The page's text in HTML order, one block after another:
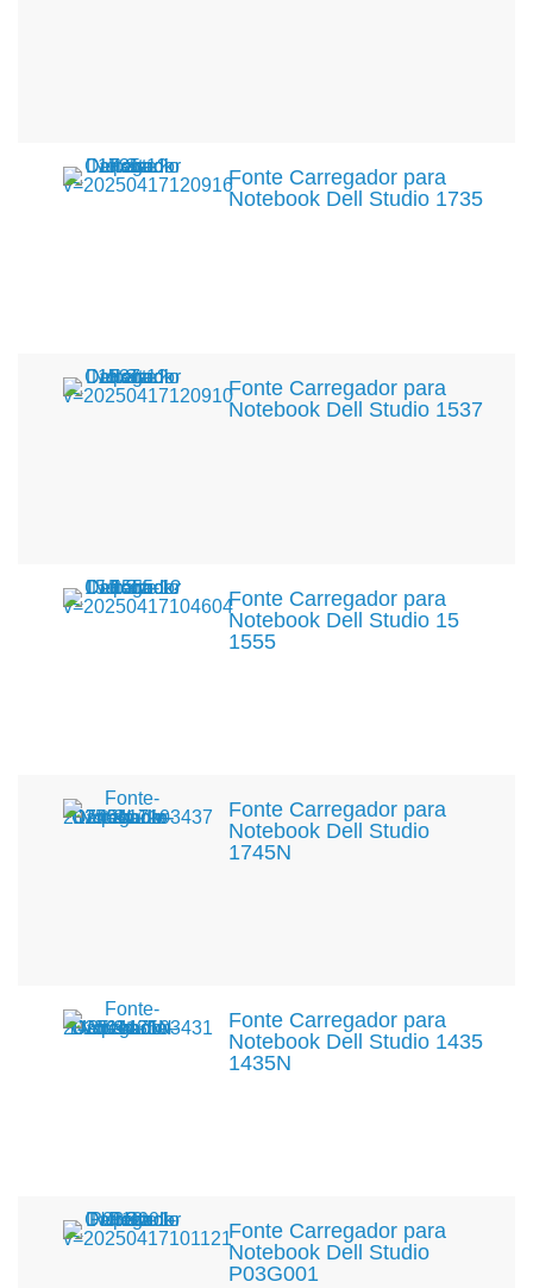
Fonte Carregador para
Notebook Dell Studio 1735
Fonte Carregador para
Notebook Dell Studio 1537
Fonte Carregador para
Notebook Dell Studio 15
1555
Fonte Carregador para
Notebook Dell Studio
1745N
Fonte Carregador para
Notebook Dell Studio 1435
1435N
Fonte Carregador para
Notebook Dell Studio
P03G001